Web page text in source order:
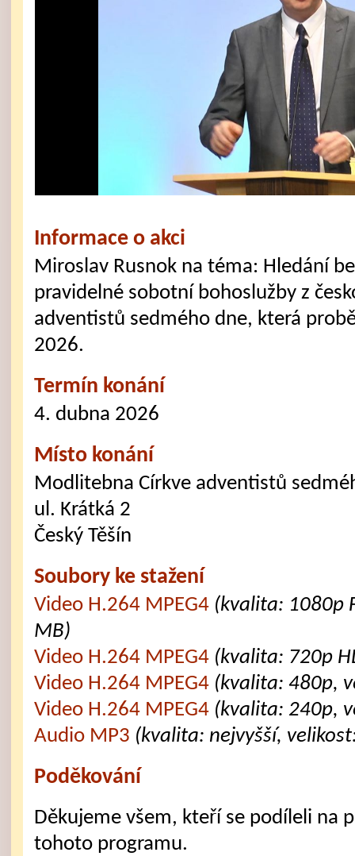
Informace o akci
Miroslav Rusnok na téma: Hledání
pravidelné sobotní bohoslužby z
adventistů sedmého dne, která
2026.
Termín konání
4. dubna 2026
Místo konání
Modlitebna Církve adventistů
ul. Krátká 2
Český Těšín
Soubory ke stažení
Video H.264 MPEG4 (kvalita: 1080p
MB)
Video H.264 MPEG4 (kvalita: 720p
Video H.264 MPEG4 (kvalita: 480p,
Video H.264 MPEG4 (kvalita: 240p,
Audio MP3 (kvalita: nejvyšší,
Poděkování
Děkujeme všem, kteří se podíleli na
tohoto programu.